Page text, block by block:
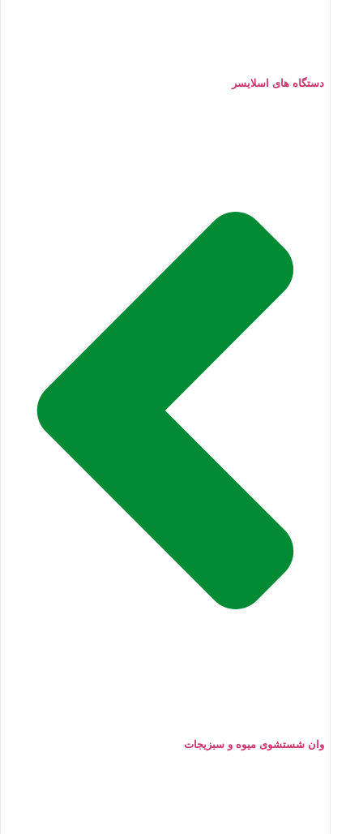
دستگاه های اسلایسر
وان شستشوی میوه و سبزیجات